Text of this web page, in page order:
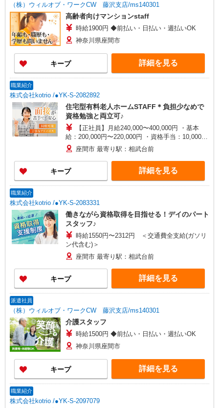
（株）ウィルオブ・ワークCW 藤沢支店/ms140301
高齢者向けマンションstaff
時給1900円 ◆前払い・日払い・週払いOK
神奈川県座間市
キープ 詳細を見る
職業紹介
株式会社kotrio /●YK-S-2082892
住宅型有料老人ホームSTAFF＊負担少なめで
資格勉強と両立可♪
【正社員】月給240,000〜400,000円 ・基本
給：200,000円〜220,000円 ・資格手当：10,000〜
30,000円 ・役職手当：10,000〜70,000円 ・処遇改
善手当：20,000〜60,000円（勤続年数、保有資格
により変動） ・固定残業手当：20,000円（10時
間） ※固定残業時間を超過する場合には超過勤務
手当として別途支給 ・夜勤手当：10,000円/1回
歓迎 ・認知症介護基礎研修 ・初任者研修 ・実務
者研修 ・介護福祉士 など
座間市 最寄り駅：相武台前
キープ 詳細を見る
職業紹介
株式会社kotrio /●YK-S-2083331
働きながら資格取得を目指せる！デイのパート
スタッフ♪
時給1550円〜2312円 ＜交通費全支給(ガソリ
ン代含む)＞
座間市 最寄り駅：相武台前
キープ 詳細を見る
派遣社員
（株）ウィルオブ・ワークCW 藤沢支店/ms140301
介護スタッフ
時給1500円 ◆前払い・日払い・週払いOK
神奈川県座間市
キープ 詳細を見る
職業紹介
株式会社kotrio /●YK-S-2097079